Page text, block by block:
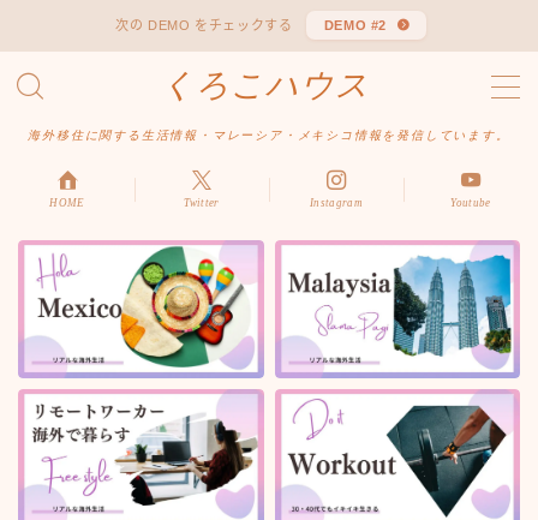
次の DEMO をチェックする DEMO #2
くろこハウス
海外移住に関する生活情報・マレーシア・メキシコ情報を発信しています。
MENU
デモプリセット記事 #1
デモプリセット記事 Part04
デモプリセット記事 Part06
利用規約／特定商取引法に基づく表記
有料記事の決済完了ページ
はじめての方へ
HOME Twitter Instagram Youtube